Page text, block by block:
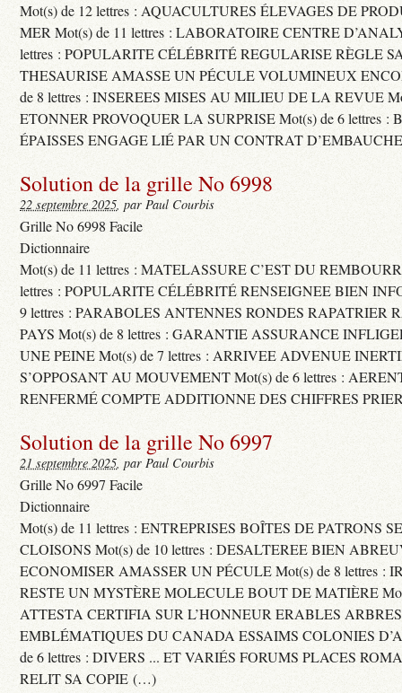
Mot(s) de 12 lettres : AQUACULTURES ÉLEVAGES DE
MER Mot(s) de 11 lettres : LABORATOIRE CENTRE
lettres : POPULARITE CÉLÉBRITÉ REGULARISE RÈGLE
THESAURISE AMASSE UN PÉCULE VOLUMINEUX
de 8 lettres : INSEREES MISES AU MILIEU DE LA REVUE
ETONNER PROVOQUER LA SURPRISE Mot(s) de 6 lettres :
ÉPAISSES ENGAGE LIÉ PAR UN CONTRAT
Solution de la grille No 6998
22 septembre 2025, par Paul Courbis
Grille No 6998 Facile
Dictionnaire
Mot(s) de 11 lettres : MATELASSURE C’EST DU
lettres : POPULARITE CÉLÉBRITÉ RENSEIGNEE BIEN
9 lettres : PARABOLES ANTENNES RONDES RAPATRIER
PAYS Mot(s) de 8 lettres : GARANTIE ASSURANCE
UNE PEINE Mot(s) de 7 lettres : ARRIVEE ADVENUE
S’OPPOSANT AU MOUVEMENT Mot(s) de 6 lettres :
RENFERMÉ COMPTE ADDITIONNE DES CHIFFRES
Solution de la grille No 6997
21 septembre 2025, par Paul Courbis
Grille No 6997 Facile
Dictionnaire
Mot(s) de 11 lettres : ENTREPRISES BOÎTES DE PATRONS
CLOISONS Mot(s) de 10 lettres : DESALTEREE BIEN
ECONOMISER AMASSER UN PÉCULE Mot(s) de 8 lettres :
RESTE UN MYSTÈRE MOLECULE BOUT DE MATIÈRE
ATTESTA CERTIFIA SUR L’HONNEUR ERABLES ARBRES
EMBLÉMATIQUES DU CANADA ESSAIMS COLONIES
de 6 lettres : DIVERS ... ET VARIÉS FORUMS PLACES
RELIT SA COPIE (…)